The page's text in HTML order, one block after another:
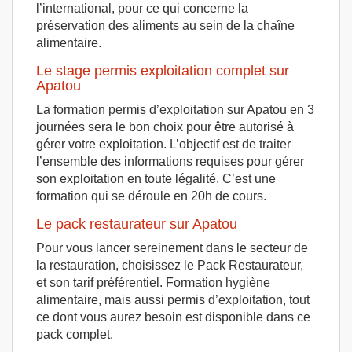
l’international, pour ce qui concerne la
préservation des aliments au sein de la chaîne
alimentaire.
Le stage permis exploitation complet sur
Apatou
La formation permis d’exploitation sur Apatou en 3
journées sera le bon choix pour être autorisé à
gérer votre exploitation. L’objectif est de traiter
l’ensemble des informations requises pour gérer
son exploitation en toute légalité. C’est une
formation qui se déroule en 20h de cours.
Le pack restaurateur sur Apatou
Pour vous lancer sereinement dans le secteur de
la restauration, choisissez le Pack Restaurateur,
et son tarif préférentiel. Formation hygiène
alimentaire, mais aussi permis d’exploitation, tout
ce dont vous aurez besoin est disponible dans ce
pack complet.